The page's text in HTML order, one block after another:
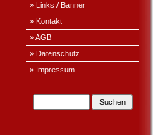
» Links / Banner
» Kontakt
» AGB
» Datenschutz
» Impressum